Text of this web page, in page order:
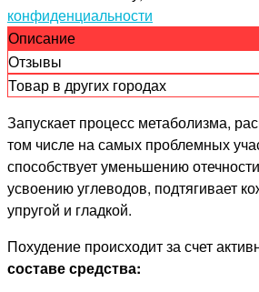
конфиденциальности
Описание
Отзывы
Товар в других городах
Запускает процесс метаболизма,
том числе на самых проблемных
способствует уменьшению
усвоению углеводов, подтягивает
упругой и гладкой.
Похудение происходит за счет
составе средства: